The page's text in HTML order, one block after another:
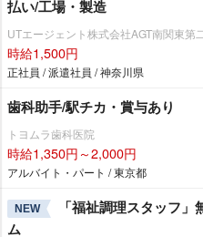
払い/工場・製造
UTエージェント株式会社AGT南関東第
時給1,500円
正社員 / 派遣社員 / 神奈川県
歯科助手/駅チカ・賞与あり
トヨムラ歯科医院
時給1,350円～2,000円
アルバイト・パート / 東京都
NEW
「福祉調理スタッフ
ム